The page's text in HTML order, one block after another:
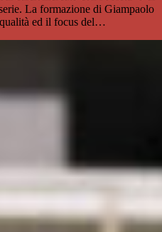
La formazione di Giampaolo
ed il focus del…